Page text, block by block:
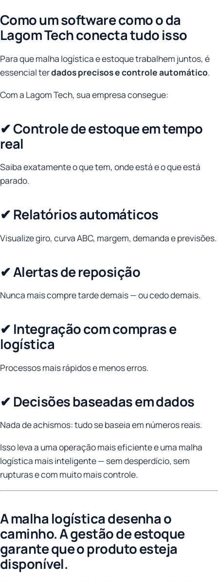
Como um software como o da
Lagom Tech conecta tudo isso
Para que malha logística e estoque trabalhem juntos, é
essencial terdados precisos e controle automático.
Com a Lagom Tech, sua empresa consegue:
✔ Controle de estoque em tempo
real
Saiba exatamente o que tem, onde está e o que está
parado.
✔ Relatórios automáticos
Visualize giro, curva ABC, margem, demanda e previsões.
✔ Alertas de reposição
Nunca mais compre tarde demais — ou cedo demais.
✔ Integração com compras e
logística
Processos mais rápidos e menos erros.
✔ Decisões baseadas em dados
Nada de achismos: tudo se baseia em números reais.
Isso leva a uma operação mais eficiente e uma malha
logística mais inteligente — sem desperdício, sem
rupturas e com muito mais controle.
A malha logística desenha o
caminho. A gestão de estoque
garante que o produto esteja
disponível.